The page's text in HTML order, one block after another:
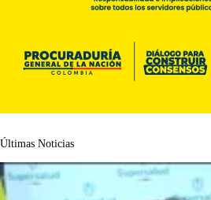
Últimas Noticias